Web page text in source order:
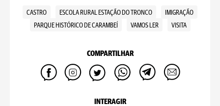
CASTRO ESCOLA RURAL ESTAÇÃO DO TRONCO
IMIGRAÇÃO
PARQUE HISTÓRICO DE CARAMBEÍ
VAMOS LER VISITA
COMPARTILHAR
INTERAGIR